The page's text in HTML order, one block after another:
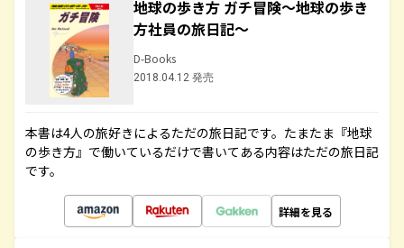
地球の歩き方 ガチ冒険～地球の歩き
方社員の旅日記～
D-Books
2018.04.12 発売
本書は4人の旅好きによるただの旅日記です。たまたま『地球
の歩き方』で働いているだけで書いてある内容はただの旅日記
です。
詳細を見る